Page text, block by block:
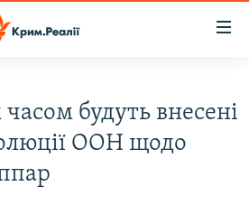
будуть внесені
ООН щодо